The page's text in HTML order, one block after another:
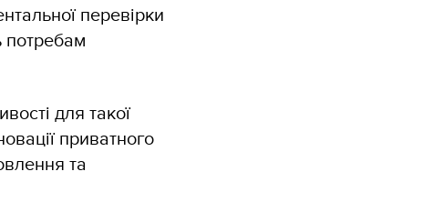
перевірки
потребам
для такої
приватного
та